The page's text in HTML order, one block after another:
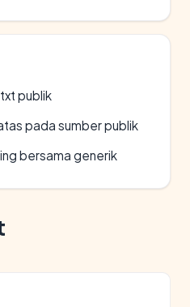
publik
pada sumber publik
bersama generik